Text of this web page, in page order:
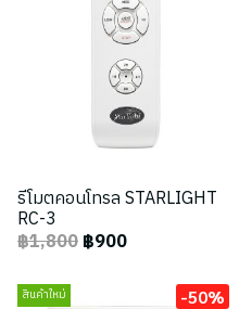
รีโมตคอนโทรล STARLIGHT
RC-3
฿1,800฿900
สินค้าใหม่ -50%